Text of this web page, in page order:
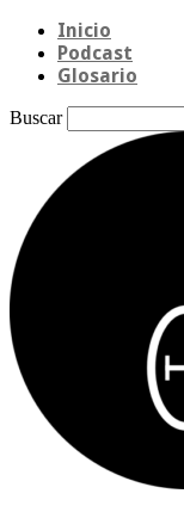
Inicio
Podcast
Glosario
Buscar